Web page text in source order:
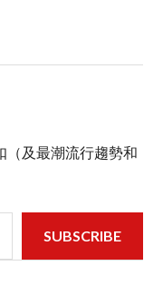
（及最潮流行趨勢和
SUBSCRIBE